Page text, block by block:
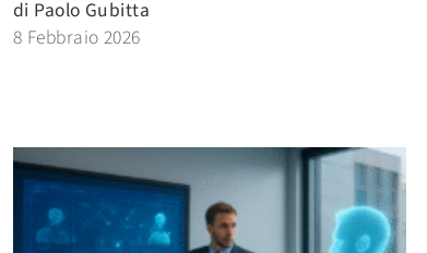
di Paolo Gubitta
8 Febbraio 2026